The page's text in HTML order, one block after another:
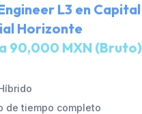
L3 en Capital
Horizonte
90,000 MXN (Bruto)
de tiempo completo